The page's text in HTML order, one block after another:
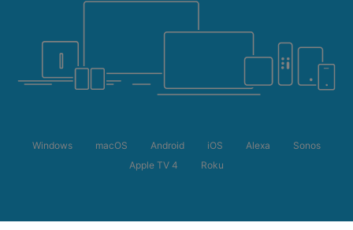
Windows macOS Android iOS Alexa
Sonos
Apple TV 4
Roku